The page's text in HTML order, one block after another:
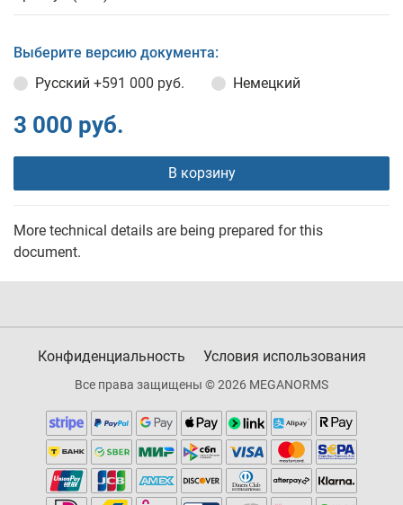
Выберите версию документа:
Русский +591 000 руб. Немецкий
3 000 руб.
В корзину
More technical details are being prepared for this
document.
Конфиденциальность Условия использования
Все права защищены © 2026 MEGANORMS